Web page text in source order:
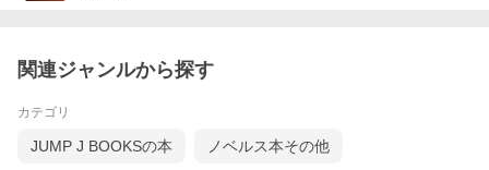
関連ジャンルから探す
カテゴリ
JUMP J BOOKSの本 ノベルス本その他